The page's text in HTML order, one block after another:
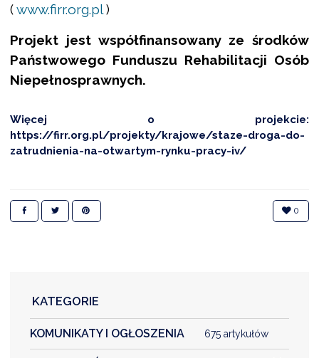
(www.firr.org.pl )
Projekt jest współfinansowany ze środków
Państwowego Funduszu Rehabilitacji Osób
Niepełnosprawnych.
Więcej o projekcie:
https://firr.org.pl/projekty/krajowe/staze-droga-do-
zatrudnienia-na-otwartym-rynku-pracy-iv/
0
KATEGORIE
KOMUNIKATY I OGŁOSZENIA 675 artykułów